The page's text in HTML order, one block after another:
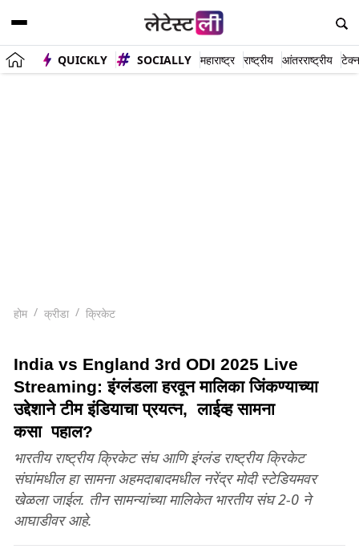
QUICKLY SOCIALLY महाराष्ट्र राष्ट्रीय आंतरराष्ट्रीय
होम क्रीडा क्रिकेट
India vs England 3rd ODI 2025 Live
Streaming: इंग्लंडला हरवून मालिका जिंकण्याच्या
उद्देशाने टीम इंडियाचा प्रयत्न, लाईव्ह सामना
कसा पहाल?
भारतीय राष्ट्रीय क्रिकेट संघ आणि इंग्लंड राष्ट्रीय क्रिकेट
संघांमधील हा सामना अहमदाबादमधील नरेंद्र मोदी स्टेडियमवर
खेळला जाईल. तीन सामन्यांच्या मालिकेत भारतीय संघ 2-0 ने
आघाडीवर आहे.